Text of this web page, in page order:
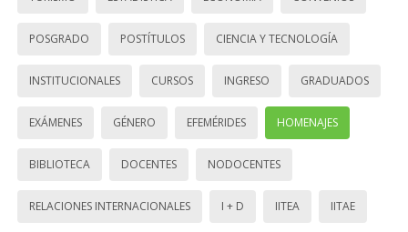
POSGRADO POSTÍTULOS CIENCIA Y TECNOLOGÍA
INSTITUCIONALES CURSOS INGRESO GRADUADOS
EXÁMENES GÉNERO EFEMÉRIDES HOMENAJES
BIBLIOTECA DOCENTES NODOCENTES
RELACIONES INTERNACIONALES I + D IITEA IITAE